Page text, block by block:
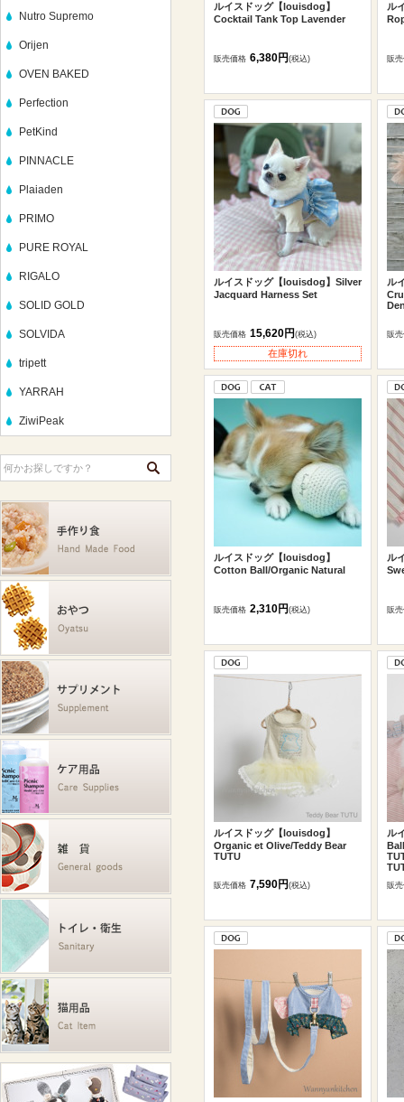
Nutro Supremo
Orijen
OVEN BAKED
Perfection
PetKind
PINNACLE
Plaiaden
PRIMO
PURE ROYAL
RIGALO
SOLID GOLD
SOLVIDA
tripett
YARRAH
ZiwiPeak
ルイスドッグ【louisdog】
Cocktail Tank Top Lavender
販売価格 6,380円(税込)
ル
販
ルイスドッグ【louisdog】Silver
Jacquard Harness Set
販売価格 15,620円(税込)
在庫切れ
ル
販
ルイスドッグ【louisdog】
Cotton Ball/Organic Natural
販売価格 2,310円(税込)
ル
販
ルイスドッグ【louisdog】
Organic et Olive/Teddy Bear
TUTU
販売価格 7,590円(税込)
ル
販